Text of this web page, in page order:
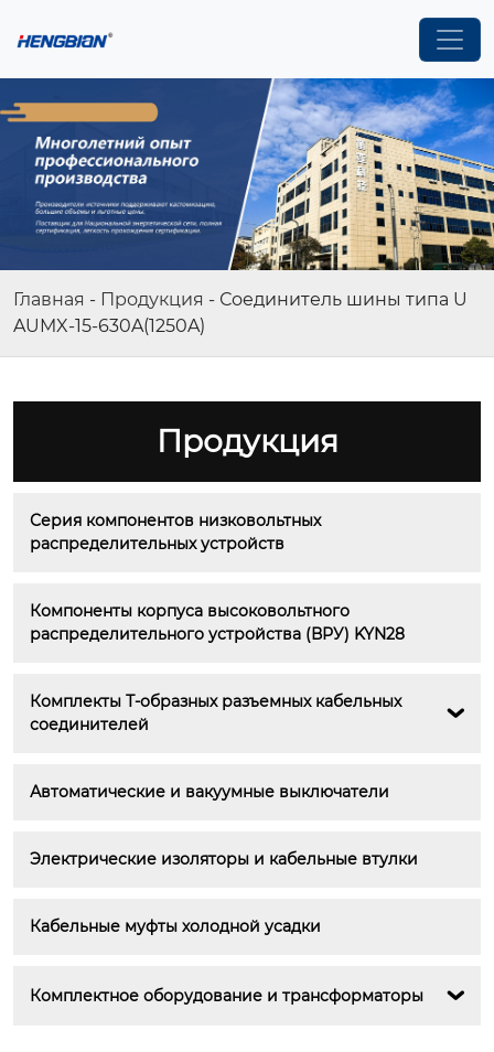
Главная - Продукция - Соединитель шины типа U
AUMX-15-630A(1250A)
Продукция
Серия компонентов низковольтных
распределительных устройств
Компоненты корпуса высоковольтного
распределительного устройства (ВРУ) KYN28
Комплекты Т-образных разъемных кабельных
соединителей

Автоматические и вакуумные выключатели
Электрические изоляторы и кабельные втулки
Кабельные муфты холодной усадки
Комплектное оборудование и трансформаторы 